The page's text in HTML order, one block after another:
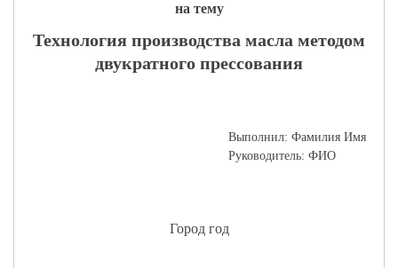
на тему
Технология производства масла методом
двукратного прессования
Выполнил: Фамилия Имя
Руководитель: ФИО
Город год